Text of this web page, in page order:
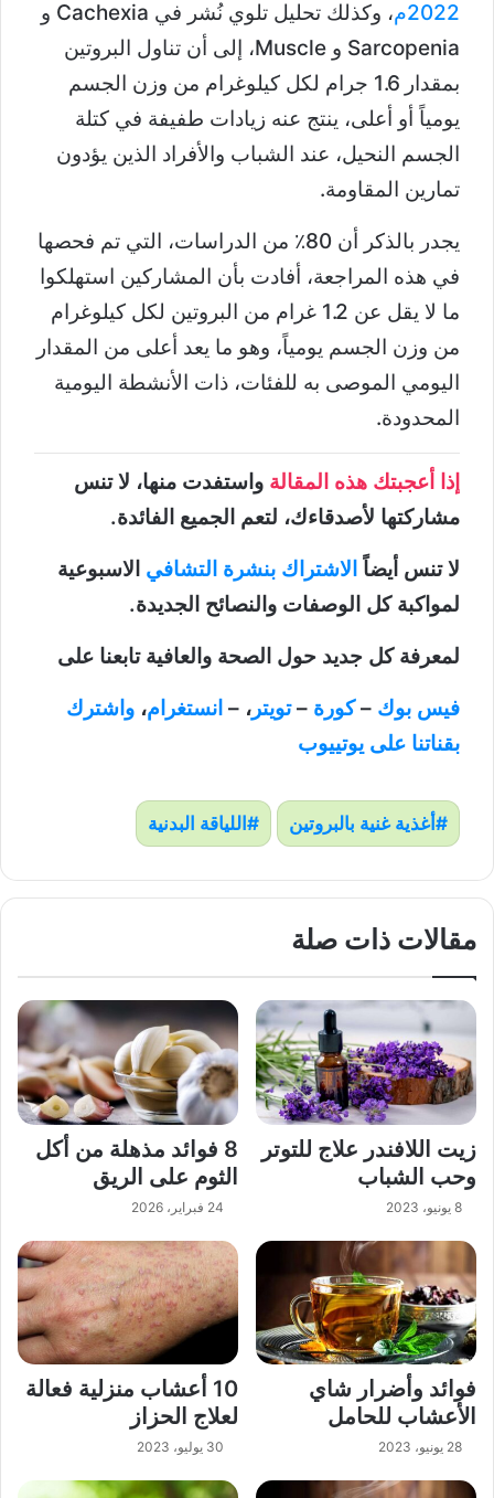
2022م
، وكذلك تحليل تلوي نُشر في Cachexia و
Sarcopenia و Muscle، إلى أن تناول البروتين
بمقدار 1.6 جرام لكل كيلوغرام من وزن الجسم
يومياً أو أعلى، ينتج عنه زيادات طفيفة في كتلة
الجسم النحيل، عند الشباب والأفراد الذين يؤدون
تمارين المقاومة.
يجدر بالذكر أن 80٪ من الدراسات، التي تم فحصها
في هذه المراجعة، أفادت بأن المشاركين استهلكوا
ما لا يقل عن 1.2 غرام من البروتين لكل كيلوغرام
من وزن الجسم يومياً، وهو ما يعد أعلى من المقدار
اليومي الموصى به للفئات، ذات الأنشطة اليومية
المحدودة.
إذا أعجبتك هذه المقالة واستفدت منها، لا تنس
مشاركتها لأصدقاءك، لتعم الجميع الفائدة.
لا تنس أيضاً الاشتراك بنشرة التشافي الاسبوعية
لمواكبة كل الوصفات والنصائح الجديدة.
لمعرفة كل جديد حول الصحة والعافية تابعنا على
فيس بوك –كورة –تويتر ، – انستغرام، واشترك
بقناتنا على يوتييوب
أغذية غنية بالبروتين اللياقة البدنية
مقالات ذات صلة
زيت اللافندر علاج للتوتر
وحب الشباب
8 يونيو، 2023
8 فوائد مذهلة من أكل
الثوم على الريق
24 فبراير، 2026
فوائد وأضرار شاي
الأعشاب للحامل
28 يونيو، 2023
10 أعشاب منزلية فعالة
لعلاج الحزاز
30 يوليو، 2023